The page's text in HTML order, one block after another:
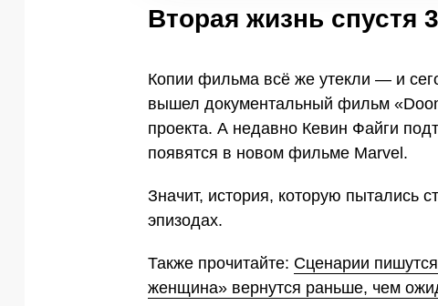
Вторая жизнь спустя
Копии фильма всё же утекли — и
вышел документальный фильм
проекта. А недавно Кевин Файги
появятся в новом фильме Marvel.
Значит, история, которую пытались
эпизодах.
Также прочитайте: Сценарии
женщина» вернутся раньше, чем